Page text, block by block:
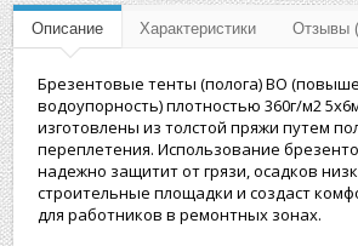
Описание Характеристики Отзывы
Брезентовые тенты (полога) ВО
водоупорность) плотностью 360г/м2
изготовлены из толстой пряжи путем
переплетения. Использование
надежно защитит от грязи, осадков
строительные площадки и создаст
для работников в ремонтных зонах.